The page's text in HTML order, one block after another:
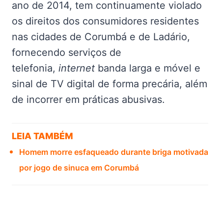
ano de 2014, tem continuamente violado
os direitos dos consumidores residentes
nas cidades de Corumbá e de Ladário,
fornecendo serviços de
telefonia, internet banda larga e móvel e
sinal de TV digital de forma precária, além
de incorrer em práticas abusivas.
LEIA TAMBÉM
Homem morre esfaqueado durante briga motivada
por jogo de sinuca em Corumbá